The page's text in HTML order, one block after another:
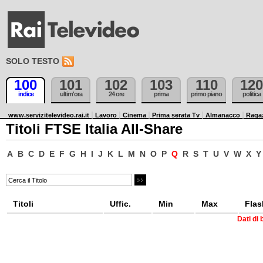
SOLO TESTO
100
indice
101
ultim'ora
102
24 ore
103
prima
110
primo piano
120
politica
www.servizitelevideo.rai.it Lavoro Cinema Prima serata Tv Almanacco
Titoli FTSE Italia All-Share
A B C D E F G H I J K L M N O P Q R S T U V W X Y
Titoli Uffic. Min Max
Dati di